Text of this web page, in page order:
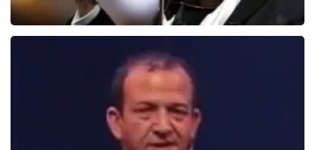
5618+reviews